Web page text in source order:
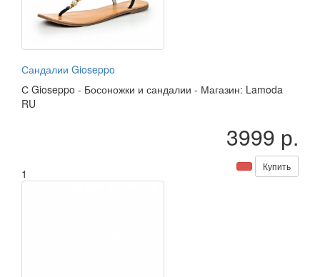
Сандалии Gioseppo
С Gioseppo - Босоножки и сандалии - Магазин: Lamoda
RU
3999 р.
Купить
1